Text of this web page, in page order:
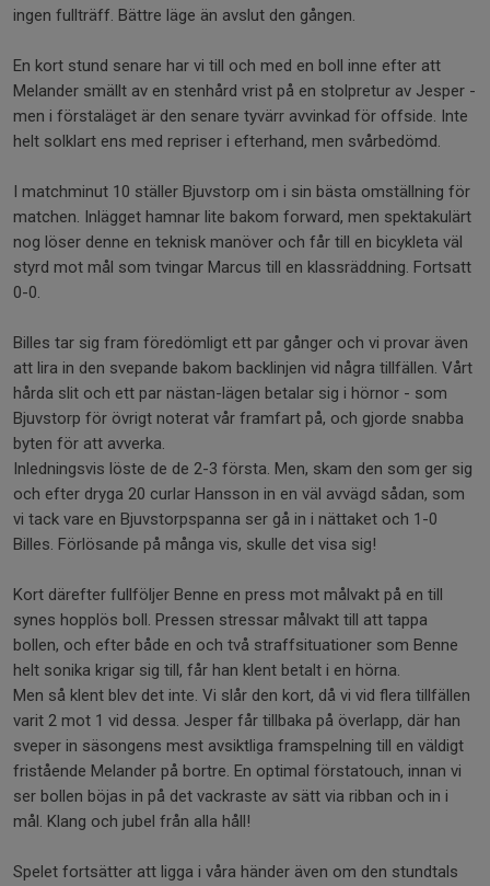
ingen fullträff. Bättre läge än avslut den gången.
En kort stund senare har vi till och med en boll inne efter att
Melander smällt av en stenhård vrist på en stolpretur av Jesper -
men i förstaläget är den senare tyvärr avvinkad för offside. Inte
helt solklart ens med repriser i efterhand, men svårbedömd.
I matchminut 10 ställer Bjuvstorp om i sin bästa omställning för
matchen. Inlägget hamnar lite bakom forward, men spektakulärt
nog löser denne en teknisk manöver och får till en bicykleta väl
styrd mot mål som tvingar Marcus till en klassräddning. Fortsatt
0-0.
Billes tar sig fram föredömligt ett par gånger och vi provar även
att lira in den svepande bakom backlinjen vid några tillfällen. Vårt
hårda slit och ett par nästan-lägen betalar sig i hörnor - som
Bjuvstorp för övrigt noterat vår framfart på, och gjorde snabba
byten för att avverka.
Inledningsvis löste de de 2-3 första. Men, skam den som ger sig
och efter dryga 20 curlar Hansson in en väl avvägd sådan, som
vi tack vare en Bjuvstorpspanna ser gå in i nättaket och 1-0
Billes. Förlösande på många vis, skulle det visa sig!
Kort därefter fullföljer Benne en press mot målvakt på en till
synes hopplös boll. Pressen stressar målvakt till att tappa
bollen, och efter både en och två straffsituationer som Benne
helt sonika krigar sig till, får han klent betalt i en hörna.
Men så klent blev det inte. Vi slår den kort, då vi vid flera tillfällen
varit 2 mot 1 vid dessa. Jesper får tillbaka på överlapp, där han
sveper in säsongens mest avsiktliga framspelning till en väldigt
fristående Melander på bortre. En optimal förstatouch, innan vi
ser bollen böjas in på det vackraste av sätt via ribban och in i
mål. Klang och jubel från alla håll!
Spelet fortsätter att ligga i våra händer även om den stundtals